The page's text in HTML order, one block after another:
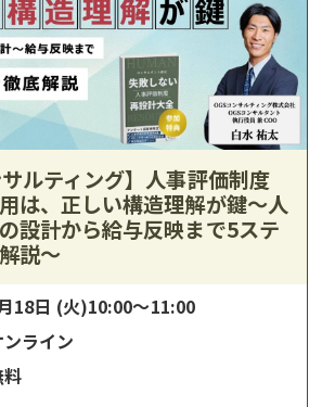
サルティング】人事評価制度
は、正しい構造理解が鍵〜人
設計から給与反映まで5ステ
底解説〜
18日 (火)10:00～11:00
ンライン